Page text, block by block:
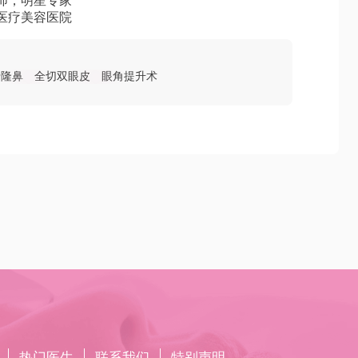
疗美容医院
鼻 全切双眼皮 眼角提升术